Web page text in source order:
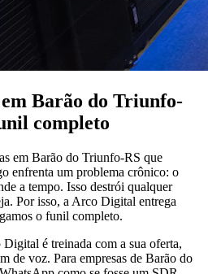
Barão do Triunfo-
completo
em Barão do Triunfo-RS que
enfrenta um problema crônico: o
a tempo. Isso destrói qualquer
Por isso, a Arco Digital entrega
o funil completo.
é treinada com a sua oferta,
de voz. Para empresas de Barão do